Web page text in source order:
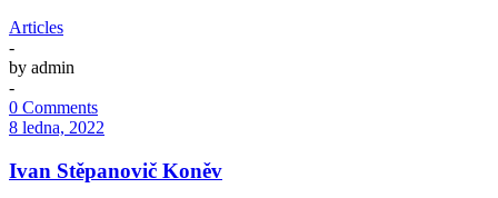
Articles
-
by admin
-
0 Comments
8 ledna, 2022
Ivan Stěpanovič Koněv